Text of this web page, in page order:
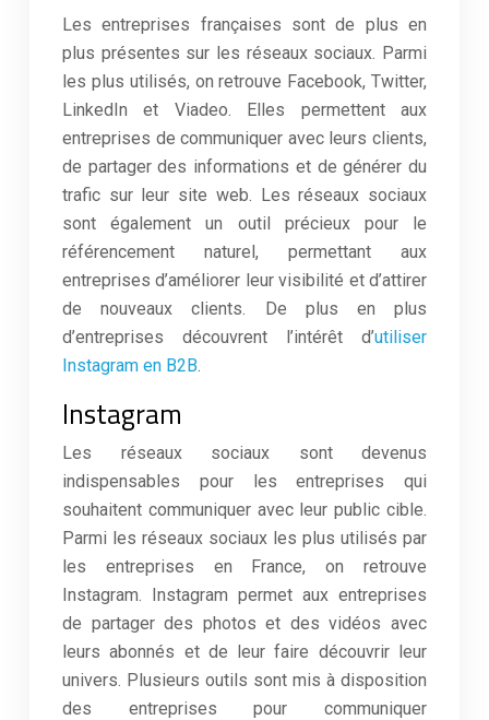
Les entreprises françaises sont de plus en
plus présentes sur les réseaux sociaux. Parmi
les plus utilisés, on retrouve Facebook, Twitter,
LinkedIn et Viadeo. Elles permettent aux
entreprises de communiquer avec leurs clients,
de partager des informations et de générer du
trafic sur leur site web. Les réseaux sociaux
sont également un outil précieux pour le
référencement naturel, permettant aux
entreprises d’améliorer leur visibilité et d’attirer
de nouveaux clients. De plus en plus
d’entreprises découvrent l’intérêt d’utiliser
Instagram en B2B.
Instagram
Les réseaux sociaux sont devenus
indispensables pour les entreprises qui
souhaitent communiquer avec leur public cible.
Parmi les réseaux sociaux les plus utilisés par
les entreprises en France, on retrouve
Instagram. Instagram permet aux entreprises
de partager des photos et des vidéos avec
leurs abonnés et de leur faire découvrir leur
univers. Plusieurs outils sont mis à disposition
des entreprises pour communiquer